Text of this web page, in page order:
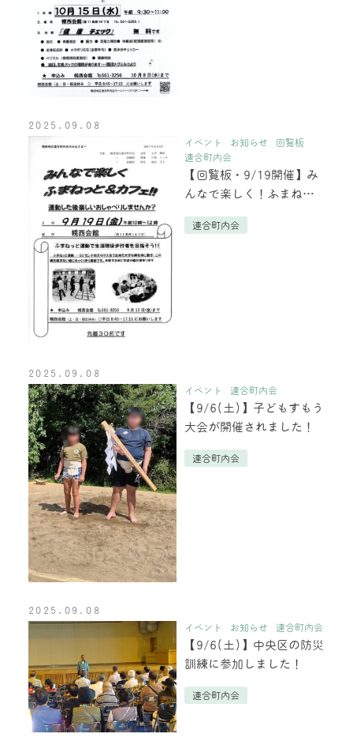
2025.09.08
イベント
お知らせ
回覧板
連合町内会
【回覧板・9/19開催】み
んなで楽しく！ふまねっ
連合町内会
2025.09.08
イベント
連合町内会
【9/6(土)】子どもすもう
大会が開催されました！
連合町内会
2025.09.08
イベント
お知らせ 連合町内会
【9/6(土)】中央区の防災
訓練に参加しました！
連合町内会